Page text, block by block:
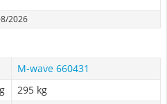
2026
M-wave 660431
295 kg